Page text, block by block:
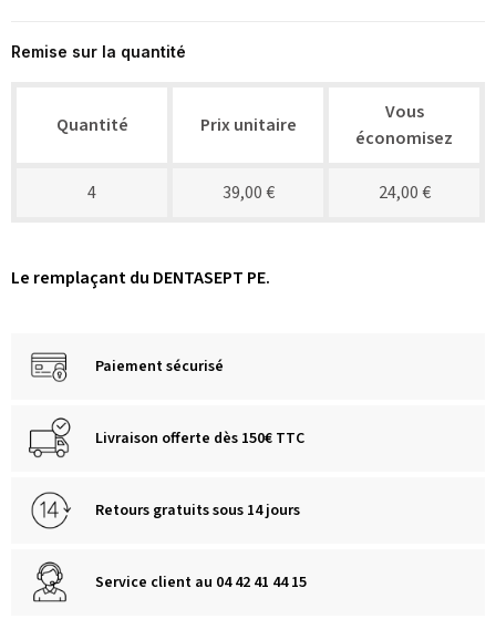
Remise sur la quantité
Quantité Prix unitaire
Vous
économisez
4 39,00 € 24,00 €
Le remplaçant du DENTASEPT PE.
Paiement sécurisé
Livraison offerte dès 150€ TTC
Retours gratuits sous 14 jours
Service client au 04 42 41 44 15